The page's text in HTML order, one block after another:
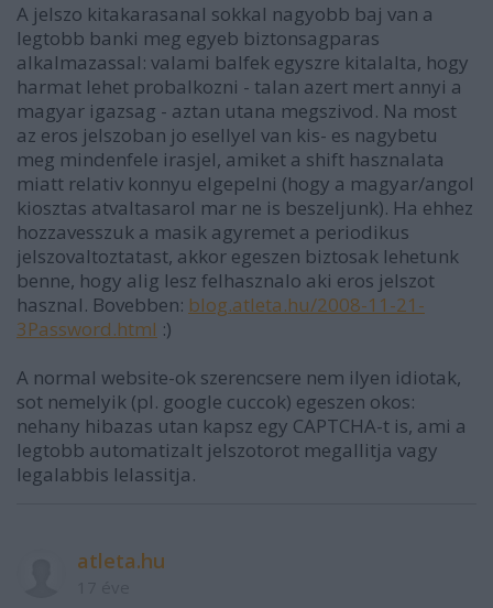
A jelszo kitakarasanal sokkal nagyobb baj van a
legtobb banki meg egyeb biztonsagparas
alkalmazassal: valami balfek egyszre kitalalta, hogy
harmat lehet probalkozni - talan azert mert annyi a
magyar igazsag - aztan utana megszivod. Na most
az eros jelszoban jo esellyel van kis- es nagybetu
meg mindenfele irasjel, amiket a shift hasznalata
miatt relativ konnyu elgepelni (hogy a magyar/angol
kiosztas atvaltasarol mar ne is beszeljunk). Ha ehhez
hozzavesszuk a masik agyremet a periodikus
jelszovaltoztatast, akkor egeszen biztosak lehetunk
benne, hogy alig lesz felhasznalo aki eros jelszot
hasznal. Bovebben: blog.atleta.hu/2008-11-21-
3Password.html :)
A normal website-ok szerencsere nem ilyen idiotak,
sot nemelyik (pl. google cuccok) egeszen okos:
nehany hibazas utan kapsz egy CAPTCHA-t is, ami a
legtobb automatizalt jelszotorot megallitja vagy
legalabbis lelassitja.
atleta.hu